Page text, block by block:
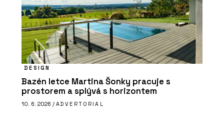
DESIGN
Bazén letce Martina Šonky pracuje s
prostorem a splývá s horizontem
10. 6. 2026 / ADVERTORIAL